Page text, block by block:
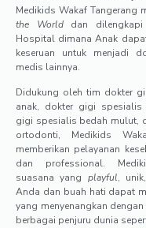
Medikids Wakaf Tangerang
the Worlddan dilengkapi
Hospital dimana Anak
keseruan untuk menjadi
medis lainnya.
Didukung oleh tim dokter
anak, dokter gigi
gigi spesialis bedah mulut,
ortodonti, Medikids
memberikan pelayanan
dan professional.
suasana yang playful,
Anda dan buah hati dapat
yang menyenangkan
berbagai penjuru dunia